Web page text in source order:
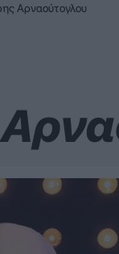
Αρναούτογλου